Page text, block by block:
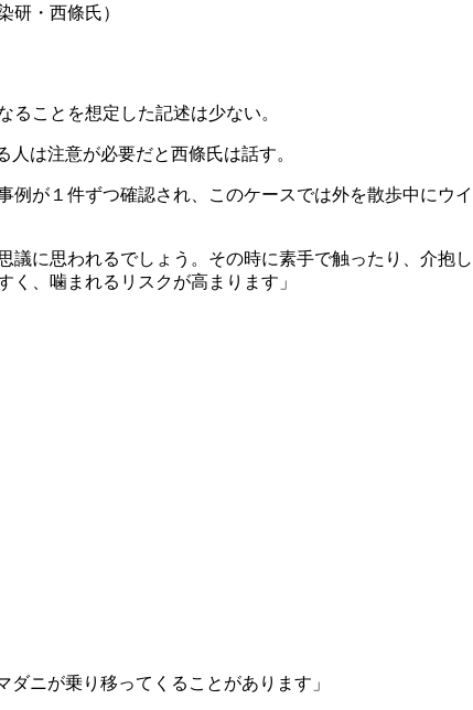
研・西條氏）
ことを想定した記述は少ない。
は注意が必要だと西條氏は話す。
例が１件ずつ確認され、このケースでは外を散歩中にウイ
議に思われるでしょう。その時に素手で触ったり、介抱し
、噛まれるリスクが高まります」
ニが乗り移ってくることがあります」